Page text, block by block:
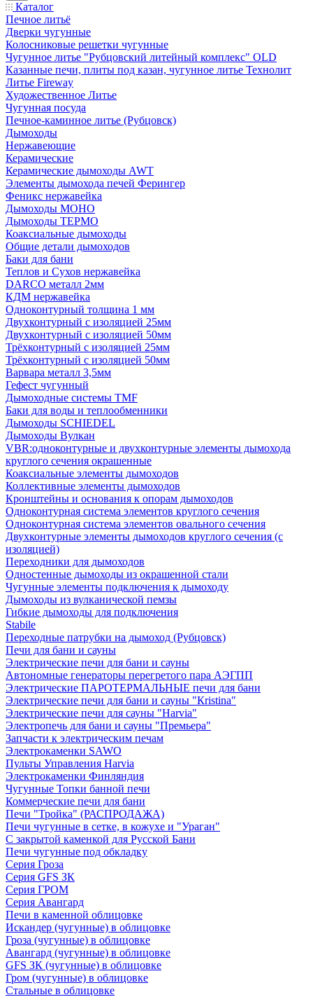
Каталог
Печное литьё
Дверки чугунные
Колосниковые решетки чугунные
Чугунное литье "Рубцовский литейный комплекс" OLD
Казанные печи, плиты под казан, чугунное литье Технолит
Литье Fireway
Художественное Литье
Чугунная посуда
Печное-каминное литье (Рубцовск)
Дымоходы
Нержавеющие
Керамические
Керамические дымоходы AWT
Элементы дымохода печей Ферингер
Феникс нержавейка
Дымоходы МОНО
Дымоходы ТЕРМО
Коаксиальные дымоходы
Общие детали дымоходов
Баки для бани
Теплов и Сухов нержавейка
DARCO металл 2мм
КДМ нержавейка
Одноконтурный толщина 1 мм
Двухконтурный с изоляцией 25мм
Двухконтурный с изоляцией 50мм
Трёхконтурный с изоляцией 25мм
Трёхконтурный с изоляцией 50мм
Варвара металл 3,5мм
Гефест чугунный
Дымоходные системы TMF
Баки для воды и теплообменники
Дымоходы SCHIEDEL
Дымоходы Вулкан
VBR:одноконтурные и двухконтурные элементы дымохода
круглого сечения окрашенные
Коаксиальные элементы дымоходов
Коллективные элементы дымоходов
Кронштейны и основания к опорам дымоходов
Одноконтурная система элементов круглого сечения
Одноконтурная система элементов овального сечения
Двухконтурные элементы дымоходов круглого сечения (с
изоляцией)
Переходники для дымоходов
Одностенные дымоходы из окрашенной стали
Чугунные элементы подключения к дымоходу
Дымоходы из вулканической пемзы
Гибкие дымоходы для подключения
Stabile
Переходные патрубки на дымоход (Рубцовск)
Печи для бани и сауны
Электрические печи для бани и сауны
Автономные генераторы перегретого пара АЭГПП
Электрические ПАРОТЕРМАЛЬНЫЕ печи для бани
Электрические печи для бани и сауны "Кristina"
Электрические печи для сауны "Harvia"
Электропечь для бани и сауны "Премьера"
Запчасти к электрическим печам
Электрокаменки SAWO
Пульты Управления Harvia
Электрокаменки Финляндия
Чугунные Топки банной печи
Коммерческие печи для бани
Печи "Тройка" (РАСПРОДАЖА)
Печи чугунные в сетке, в кожухе и "Ураган"
С закрытой каменкой для Русской Бани
Печи чугунные под обкладку
Серия Гроза
Серия GFS ЗК
Серия ГРОМ
Серия Авангард
Печи в каменной облицовке
Искандер (чугунные) в облицовке
Гроза (чугунные) в облицовке
Авангард (чугунные) в облицовке
GFS ЗК (чугунные) в облицовке
Гром (чугунные) в облицовке
Стальные в облицовке